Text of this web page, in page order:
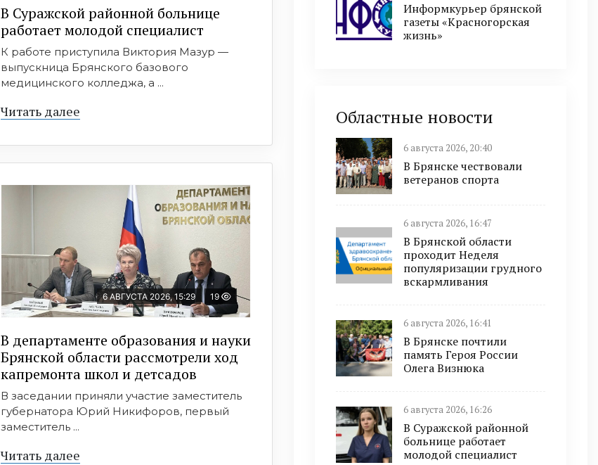
В Суражской районной больнице
работает молодой специалист
К работе приступила Виктория Мазур —
выпускница Брянского базового
медицинского колледжа, а ...
Читать далее
6 АВГУСТА 2026, 15:29 19
В департаменте образования и науки
Брянской области рассмотрели ход
капремонта школ и детсадов
В заседании приняли участие заместитель
губернатора Юрий Никифоров, первый
заместитель ...
Читать далее
Информкурьер брянской
газеты «Красногорская
жизнь»
Областные новости
6 августа 2026, 20:40
В Брянске чествовали
ветеранов спорта
6 августа 2026, 16:47
В Брянской области
проходит Неделя
популяризации грудного
вскармливания
6 августа 2026, 16:41
В Брянске почтили
память Героя России
Олега Визнюка
6 августа 2026, 16:26
В Суражской районной
больнице работает
молодой специалист